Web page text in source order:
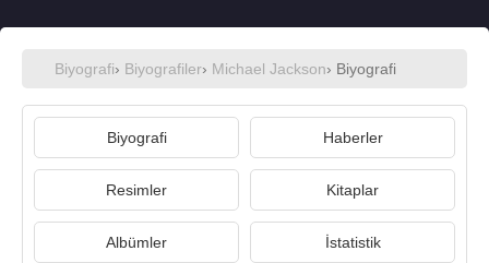
Biyografi› Biyografiler› Michael Jackson› Biyografi
Biyografi Haberler
Resimler Kitaplar
Albümler İstatistik